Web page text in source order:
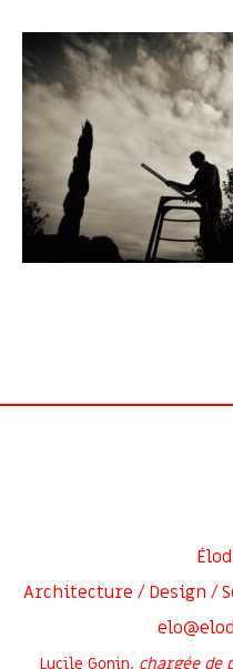
Architecture / Design /
Lucile Gonin, chargée de